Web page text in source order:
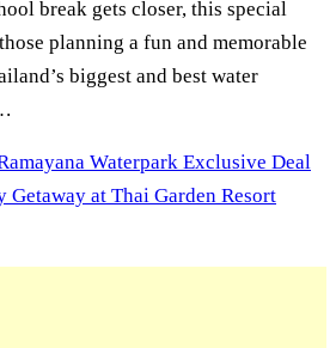
break gets closer, this special
planning a fun and memorable
biggest and best water
Waterpark Exclusive Deal
at Thai Garden Resort